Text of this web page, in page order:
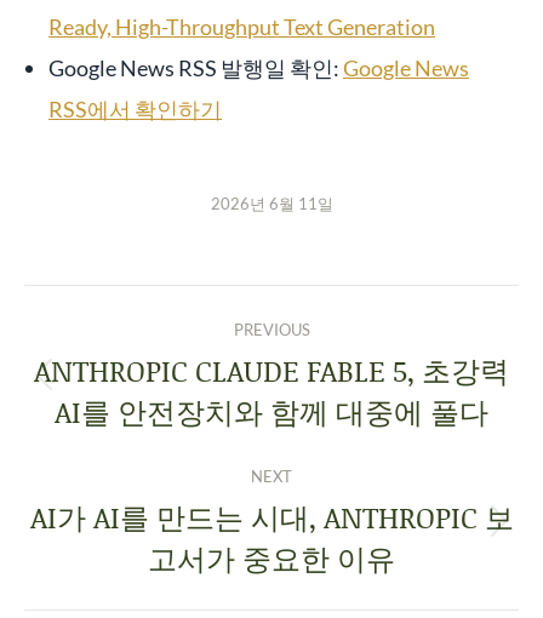
Ready, High-Throughput Text Generation
Google News RSS 발행일 확인:Google News
RSS에서 확인하기
2026년 6월 11일
PREVIOUS
ANTHROPIC CLAUDE FABLE 5, 초강력
AI를 안전장치와 함께 대중에 풀다
NEXT
AI가 AI를 만드는 시대, ANTHROPIC 보
고서가 중요한 이유